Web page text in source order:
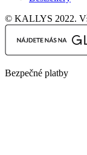
© KALLYS 2022.
Bezpečné platby